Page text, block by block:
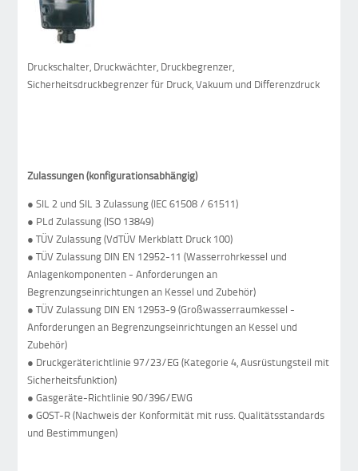
Druckschalter, Druckwächter, Druckbegrenzer,
Sicherheitsdruckbegrenzer für Druck, Vakuum und Differenzdruck
Zulassungen (konfigurationsabhängig)
● SIL 2 und SIL 3 Zulassung (IEC 61508 / 61511)
● PLd Zulassung (ISO 13849)
● TÜV Zulassung (VdTÜV Merkblatt Druck 100)
● TÜV Zulassung DIN EN 12952-11 (Wasserrohrkessel und
Anlagenkomponenten - Anforderungen an
Begrenzungseinrichtungen an Kessel und Zubehör)
● TÜV Zulassung DIN EN 12953-9 (Großwasserraumkessel -
Anforderungen an Begrenzungseinrichtungen an Kessel und
Zubehör)
● Druckgeräterichtlinie 97/23/EG (Kategorie 4, Ausrüstungsteil mit
Sicherheitsfunktion)
● Gasgeräte-Richtlinie 90/396/EWG
● GOST-R (Nachweis der Konformität mit russ. Qualitätsstandards
und Bestimmungen)